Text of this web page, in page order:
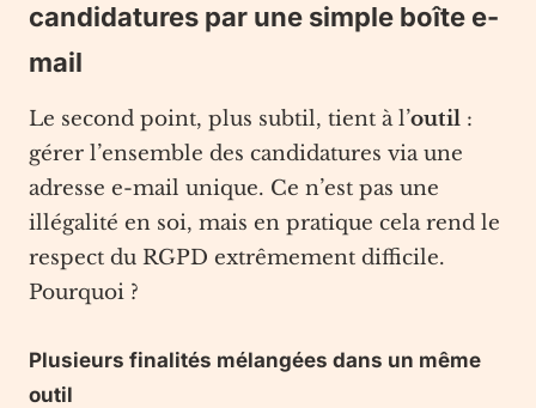
candidatures par une simple boîte e-
mail
Le second point, plus subtil, tient à l’outil :
gérer l’ensemble des candidatures via une
adresse e-mail unique. Ce n’est pas une
illégalité en soi, mais en pratique cela rend le
respect du RGPD extrêmement difficile.
Pourquoi ?
Plusieurs finalités mélangées dans un même
outil